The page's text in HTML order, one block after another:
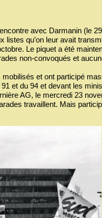
avec Darmanin (le
qu’on leur avait
Le piquet a été
non-convoqués et
et ont participé
et du 94 et devant les
AG, le mercredi 23
travaillent. Mais